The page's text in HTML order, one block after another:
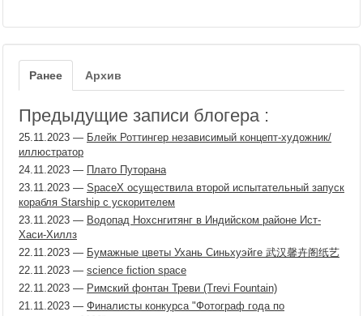
Ранее Архив
Предыдущие записи блогера :
25.11.2023 — Блейк Роттингер независимый концепт-художник/
иллюстратор
24.11.2023 — Плато Путорана
23.11.2023 — SpaceX осуществила второй испытательный запуск
корабля Starship с ускорителем
23.11.2023 — Водопад Нохснгитянг в Индийском районе Ист-
Хаси-Хиллз
22.11.2023 — Бумажные цветы Ухань Синьхуэйге 武汉馨卉阁纸艺
22.11.2023 — science fiction space
22.11.2023 — Римский фонтан Треви (Trevi Fountain)
21.11.2023 — Финалисты конкурса "Фотограф года по